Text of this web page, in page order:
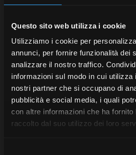
Questo sito web utilizza i cookie
Utilizziamo i cookie per
annunci, per fornire funzionalità dei
analizzare il nostro traffico.
informazioni sul modo in cui utilizza
nostri partner che si occupano di
pubblicità e social media, i quali
con altre informazioni che ha fornito
raccolto dal suo utilizzo dei loro